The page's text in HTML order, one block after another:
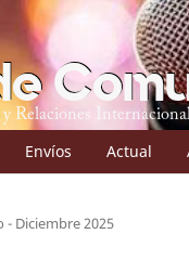
Envíos Actual
- Diciembre 2025